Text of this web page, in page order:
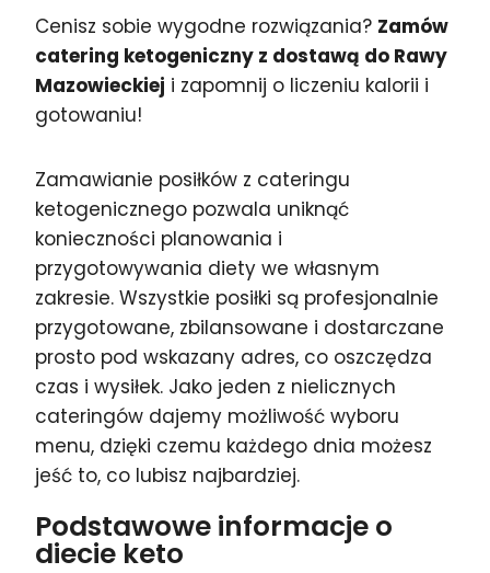
Cenisz sobie wygodne rozwiązania? Zamów
catering ketogeniczny z dostawą do Rawy
Mazowieckiej i zapomnij o liczeniu kalorii i
gotowaniu!
Zamawianie posiłków z cateringu
ketogenicznego pozwala uniknąć
konieczności planowania i
przygotowywania diety we własnym
zakresie. Wszystkie posiłki są profesjonalnie
przygotowane, zbilansowane i dostarczane
prosto pod wskazany adres, co oszczędza
czas i wysiłek. Jako jeden z nielicznych
cateringów dajemy możliwość wyboru
menu, dzięki czemu każdego dnia możesz
jeść to, co lubisz najbardziej.
Podstawowe informacje o
diecie keto